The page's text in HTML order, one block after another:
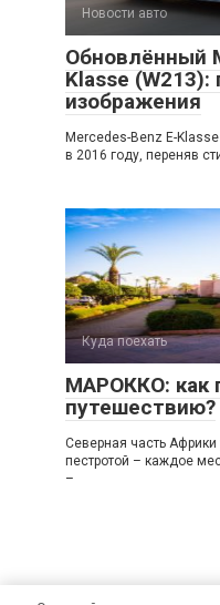
Новости авто
Обновлённый
Klasse
изображения
Mercedes-Benz E-
в 2016 году, переняв
Куда поехать
МАРОККО: как
путешествию?
Северная часть
пестротой – каждое
–